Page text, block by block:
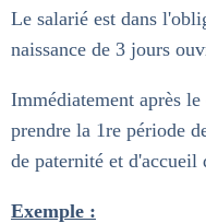
Le salarié est dans
naissance de 3 jours
Immédiatement après
prendre la 1re période
de paternité et d'accueil
Exemple :